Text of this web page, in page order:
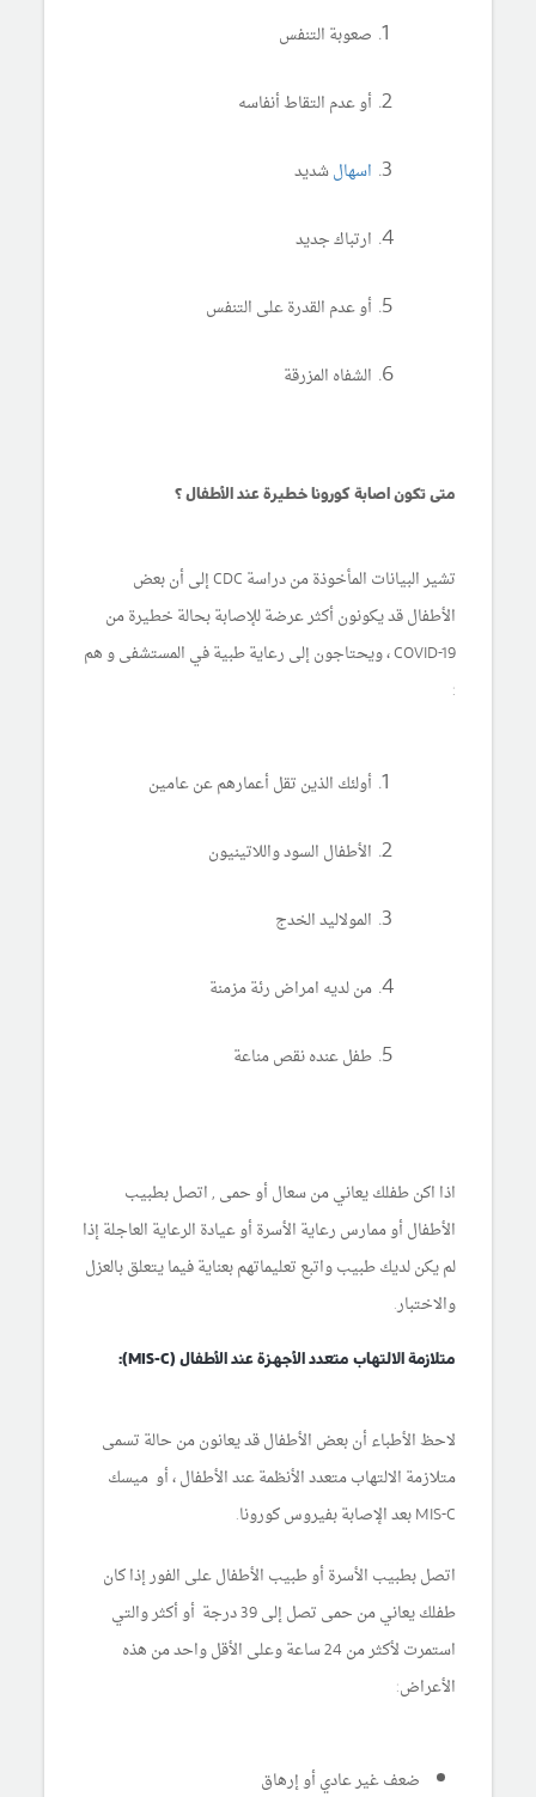
صعوبة التنفس
أو عدم التقاط أنفاسه
اسهالشديد
ارتباك جديد
أو عدم القدرة على التنفس
الشفاه المزرقة
متى تكون اصابة كورونا خطيرة عند الأطفال ؟
تشير البيانات المأخوذة من دراسة CDC إلى أن بعض
الأطفال قد يكونون أكثر عرضة للإصابة بحالة خطيرة من
COVID-19 ، ويحتاجون إلى رعاية طبية في المستشفى و هم
:
أولئك الذين تقل أعمارهم عن عامين
الأطفال السود واللاتينيون
المولاليد الخدج
من لديه امراض رئة مزمنة
طفل عنده نقص مناعة
اذا اكن طفلك يعاني من سعال أو حمى , اتصل بطبيب
الأطفال أو ممارس رعاية الأسرة أو عيادة الرعاية العاجلة إذا
لم يكن لديك طبيب واتبع تعليماتهم بعناية فيما يتعلق بالعزل
والاختبار.
متلازمة الالتهاب متعدد الأجهزة عند الأطفال (MIS-C):
لاحظ الأطباء أن بعض الأطفال قد يعانون من حالة تسمى
متلازمة الالتهاب متعدد الأنظمة عند الأطفال ، أو ميسك
MIS-C بعد الإصابة بفيروس كورونا.
اتصل بطبيب الأسرة أو طبيب الأطفال على الفور إذا كان
طفلك يعاني من حمى تصل إلى 39 درجة أو أكثر والتي
استمرت لأكثر من 24 ساعة وعلى الأقل واحد من هذه
الأعراض:
ضعف غير عادي أو إرهاق